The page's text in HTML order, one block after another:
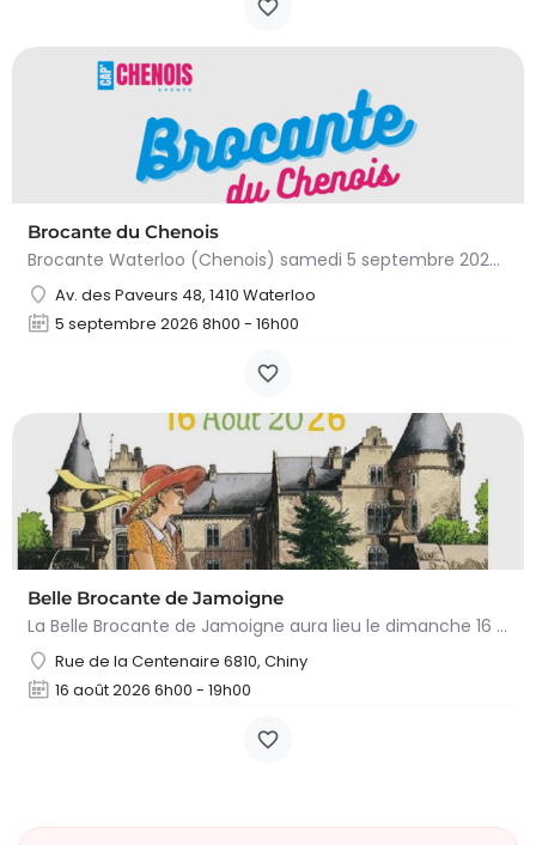
Brocante du Chenois
Brocante Waterloo (Chenois) samedi 5 septembre 2026 (8 à 16h) L’asbl Cap’Chenois vous propose de vendre et…
Av. des Paveurs 48, 1410 Waterloo
5 septembre 2026 8h00 - 16h00
Belle Brocante de Jamoigne
La Belle Brocante de Jamoigne aura lieu le dimanche 16 août 2026 de 6h00 à 18h00, proposant une centaine…
Rue de la Centenaire 6810, Chiny
16 août 2026 6h00 - 19h00